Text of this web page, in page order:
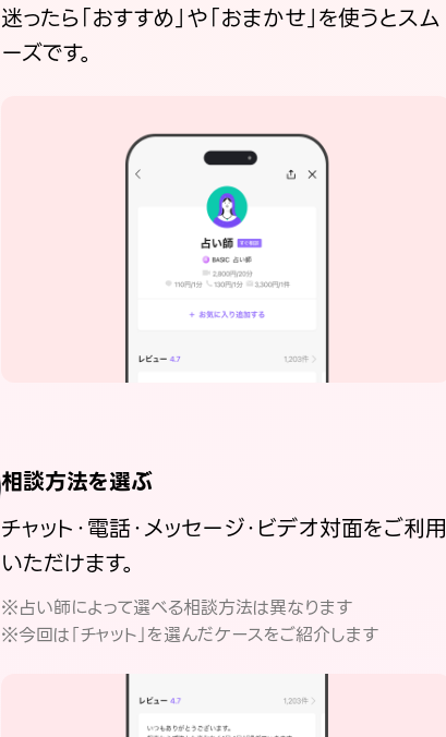
迷ったら「おすすめ」や「おまかせ」を使うとスム
ーズです。
相談方法を選ぶ
チャット・電話・メッセージ・ビデオ対面をご利用
いただけます。
※占い師によって選べる相談方法は異なります
※今回は「チャット」を選んだケースをご紹介します